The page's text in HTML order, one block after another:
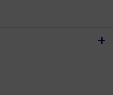
aktiv abfragen